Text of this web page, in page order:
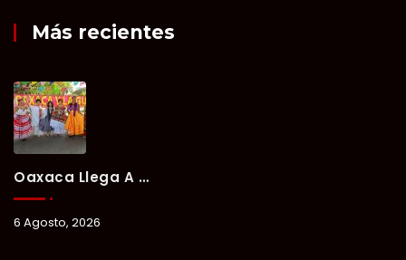
Más recientes
Oaxaca Llega A Chetumal Con El Color, Sabor Y Tradición De La Guelaguetza 2026.
6 Agosto, 2026